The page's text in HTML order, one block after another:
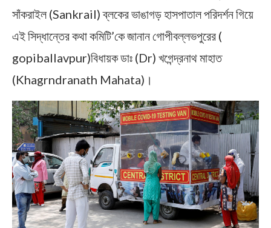
সাঁকরাইল (Sankrail) ব্লকের ভাঙাগড় হাসপাতাল পরিদর্শন গিয়ে
এই সিদ্ধান্তের কথা কমিটি’কে জানান গোপীবল্লভপুরের (
gopiballavpur)বিধায়ক ডাঃ (Dr) খগেন্দ্রনাথ মাহাত
(Khagrndranath Mahata)।